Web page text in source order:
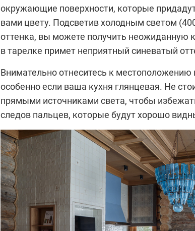
окружающие поверхности, которые
вами цвету. Подсветив холодным светом
оттенка, вы можете получить неожиданную
в тарелке примет неприятный синеватый
Внимательно отнеситесь к местоположению
особенно если ваша кухня глянцевая. Не
прямыми источниками света, чтобы
следов пальцев, которые будут хорошо